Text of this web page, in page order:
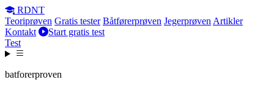
RDNT
Teoriprøven Gratis tester Båtførerprøven Jegerprøven Artikler
Kontakt
Start gratis test
Test
batforerproven